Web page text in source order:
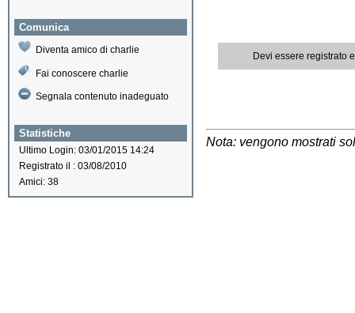
Comunica
Diventa amico di charlie
Fai conoscere charlie
Segnala contenuto inadeguato
Statistiche
Ultimo Login: 03/01/2015 14:24
Registrato il : 03/08/2010
Amici: 38
Devi essere registrato
Nota: vengono mostrati